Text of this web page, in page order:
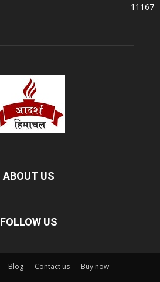
11167
ABOUT US
FOLLOW US
Blog Contact us
Buy now